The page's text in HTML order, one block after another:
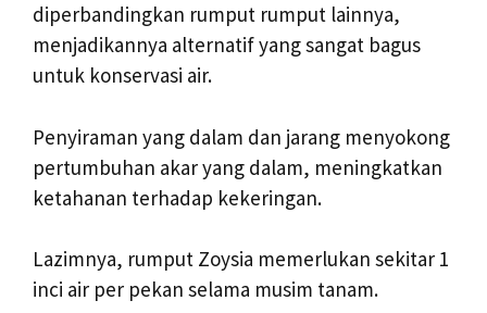
diperbandingkan rumput rumput lainnya,
menjadikannya alternatif yang sangat bagus
untuk konservasi air.
Penyiraman yang dalam dan jarang menyokong
pertumbuhan akar yang dalam, meningkatkan
ketahanan terhadap kekeringan.
Lazimnya, rumput Zoysia memerlukan sekitar 1
inci air per pekan selama musim tanam.